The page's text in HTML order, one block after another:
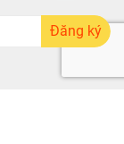
Đăng ký